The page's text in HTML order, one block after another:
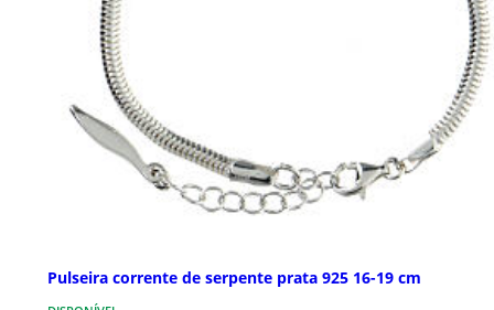
Pulseira corrente de serpente prata 925 16-19 cm